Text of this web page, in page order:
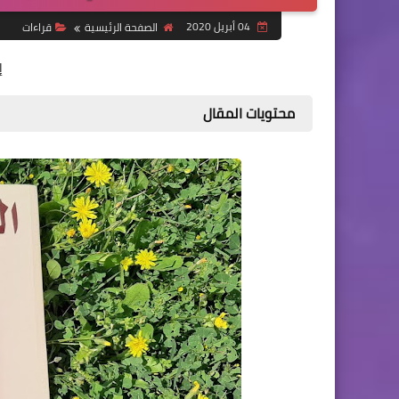
04 أبريل 2020 الصفحة الرئيسية قراءات
محتويات المقال